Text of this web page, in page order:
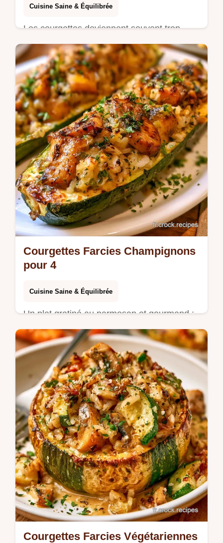
Cuisine Saine & Équilibrée
Les courgettes deviennent souvent trop
aqueuses au four. Nos Courgettes farcies
façon pizza règlent ce souci grâce à la
section Pourquoi ça marche vraiment.
Courgettes Farcies Champignons
pour 4
Cuisine Saine & Équilibrée
Un plat gratiné au parmesan et gourmand :
les Courgettes farcies champignons.
Consultez notre tableau sur le rôle des
ingrédients pour réussir ce repas.
Courgettes Farcies Végétariennes